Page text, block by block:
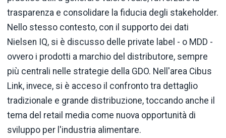
trasparenza e consolidare la fiducia degli stakeholder.
Nello stesso contesto, con il supporto dei dati
Nielsen IQ, si è discusso delle private label - o MDD -
ovvero i prodotti a marchio del distributore, sempre
più centrali nelle strategie della GDO. Nell'area Cibus
Link, invece, si è acceso il confronto tra dettaglio
tradizionale e grande distribuzione, toccando anche il
tema del retail media come nuova opportunità di
sviluppo per l'industria alimentare.